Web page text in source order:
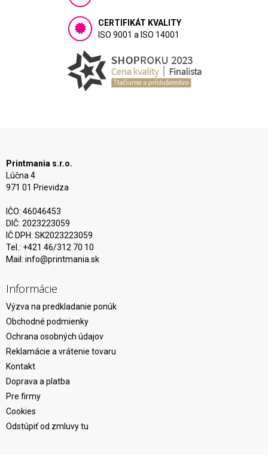
CERTIFIKÁT KVALITY
ISO 9001 a ISO 14001
Printmania s.r.o.
Lúčna 4
971 01 Prievidza
IČO: 46046453
DIČ: 2023223059
IČ DPH: SK2023223059
Tel.: +421 46/312 70 10
Mail: info@printmania.sk
Informácie
Výzva na predkladanie ponúk
Obchodné podmienky
Ochrana osobných údajov
Reklamácie a vrátenie tovaru
Kontakt
Doprava a platba
Pre firmy
Cookies
Odstúpiť od zmluvy tu